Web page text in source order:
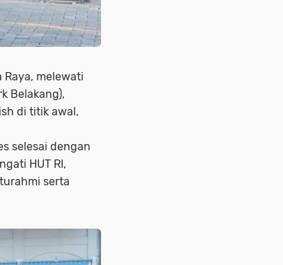
melewati
Belakang),
di titik awal,
selesai dengan
HUT RI,
serta